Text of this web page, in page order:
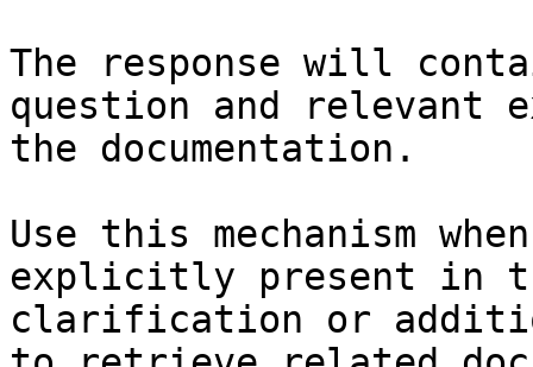
The response will
question and relevant
the documentation.
Use this mechanism
explicitly present in
clarification or